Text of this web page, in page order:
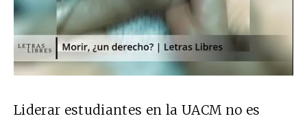
Liderar estudiantes en la UACM no es